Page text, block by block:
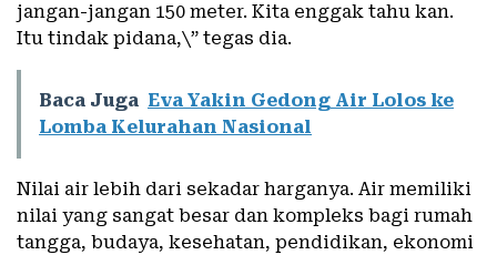
jangan-jangan 150 meter. Kita enggak tahu kan.
Itu tindak pidana,\” tegas dia.
Baca Juga Eva Yakin Gedong Air Lolos ke
Lomba Kelurahan Nasional
Nilai air lebih dari sekadar harganya. Air memiliki
nilai yang sangat besar dan kompleks bagi rumah
tangga, budaya, kesehatan, pendidikan, ekonomi